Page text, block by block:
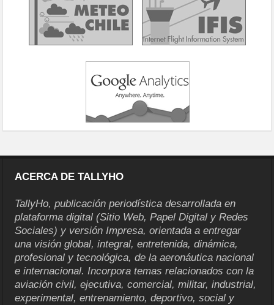
ACERCA DE TALLYHO
TallyHo, publicación periodística desarrollada en
plataforma digital (Sitio Web, Papel Digital y Redes
Sociales) y versión Impresa, orientada a entregar
una visión global, integral, entretenida, dinámica,
profesional y tecnológica, de la aeronáutica nacional
e internacional. Incorpora temas relacionados con la
aviación civil, ejecutiva, comercial, militar, industrial,
experimental, entrenamiento, deportivo, social y